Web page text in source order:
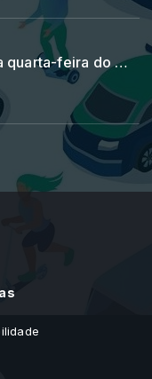
Outros Beatles (mensal - segunda quarta-feira do mês)